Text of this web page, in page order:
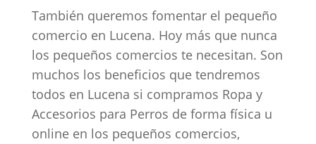
También queremos fomentar el pequeño
comercio en Lucena. Hoy más que nunca
los pequeños comercios te necesitan. Son
muchos los beneficios que tendremos
todos en Lucena si compramos Ropa y
Accesorios para Perros de forma física u
online en los pequeños comercios,